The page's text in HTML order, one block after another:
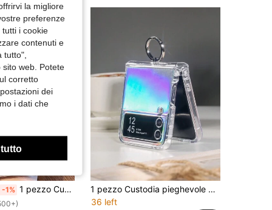
4.70
-1% 1 pezzo Custodia per telefono in TPU trasparente, antiurto e antitraccia, con design minimalista personalizzato con slogan grafico di frutta e oceano, compatibile con iPhone 16/16Pro/16Plus/15/15ProMax/15Pro/11/12/13/14ProMax/11Pro/11ProMax/12Pro/12ProMax/13Pro/13ProMax/14Pro/14ProMax, elegante e creativa
1 pezzo Custodia pieghevole per telefono con supporto ad anello, cerniera in cartone laminato, protezione a copertura totale a forma di cuore, compatibile con Samsung Galaxy Z Flip3 5G, Galaxy Z Flip4 5G, Galaxy Z Flip5 5G, Galaxy Z Flip6 5G, Galaxy Z Flip7, impermeabile, antiurto, anti-caduta, resistente ai graffi
36 left
la migliore
preferenze
i cookie
contenuti e
tutto",
web. Potete
corretto
dei
i dati che